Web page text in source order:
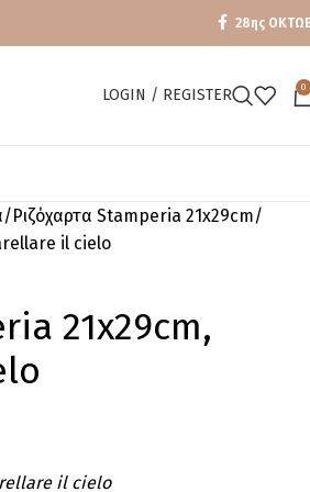
28ης
LOGIN / REGISTER 0
Ριζόχαρτα Stamperia 21x29cm
il cielo
21x29cm,
il cielo